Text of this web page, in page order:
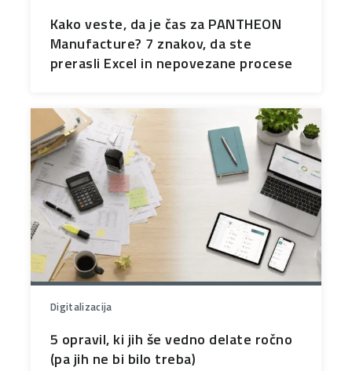
Kako veste, da je čas za PANTHEON
Manufacture? 7 znakov, da ste
prerasli Excel in nepovezane procese
Digitalizacija
5 opravil, ki jih še vedno delate ročno
(pa jih ne bi bilo treba)